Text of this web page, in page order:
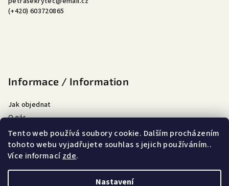
Tento web používá soubory cookie. Dalším procházením
tohoto webu vyjadřujete souhlas s jejich používáním..
Více informacízde.
Nastavení
(+420) 603720865
Informace / Information
Jak objednat
O nás
Doprava a platba
Obchodní podmínky
Podmínky ochrany osobních údajů